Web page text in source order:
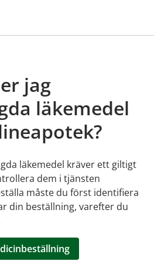
jag
läkemedel
läkemedel kräver ett giltigt
dem i tjänsten
måste du först identifiera
din beställning, varefter du